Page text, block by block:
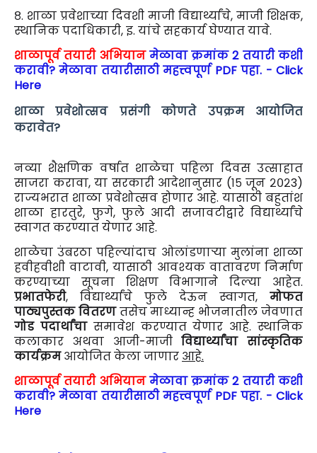
८. शाळा प्रवेशाच्या दिवशी माजी विद्यार्थ्यांचे, माजी शिक्षक,
स्थानिक पदाधिकारी, इ. यांचे सहकार्य घेण्यात यावे.
शाळापूर्व तयारी अभियानमेळावा क्रमांक 2 तयारी कशी
करावी? मेळावा तयारीसाठी महत्त्वपूर्ण PDF पहा. - Click
Here
शाळा प्रवेशोत्सव प्रसंगी कोणते उपक्रम आयोजित
करावेत?
नव्या शैक्षणिक वर्षात शाळेचा पहिला दिवस उत्साहात
साजरा करावा, या सरकारी आदेशानुसार (१५ जून २०२3)
राज्यभरात शाळा प्रवेशोत्सव होणार आहे. यासाठी बहुतांश
शाळा हारतुरे, फुगे, फुले आदी सजावटीद्वारे विद्यार्थ्यांचे
स्वागत करण्यात येणार आहे.
शाळेचा उंबरठा पहिल्यांदाच ओलांडणाऱ्या मुलांना शाळा
हवीहवीशी वाटावी, यासाठी आवश्यक वातावरण निर्माण
करण्याच्या सूचना शिक्षण विभागाने दिल्या आहेत.
प्रभातफेरी, विद्यार्थ्यांचे फुले देऊन स्वागत, मोफत
पाठ्यपुस्तक वितरणतसेच माध्यान्ह भोजनातील जेवणात
गोड पदार्थांचासमावेश करण्यात येणार आहे. स्थानिक
कलाकार अथवा आजी-माजीविद्यार्थ्यांचा सांस्कृतिक
कार्यक्रमआयोजित केला जाणार आहे.
शाळापूर्व तयारी अभियानमेळावा क्रमांक 2 तयारी कशी
करावी? मेळावा तयारीसाठी महत्त्वपूर्ण PDF पहा. - Click
Here